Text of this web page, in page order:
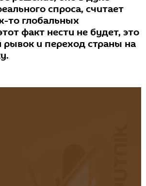
спроса, считает
то глобальных
факт нести не будет, это
рывок и переход страны на